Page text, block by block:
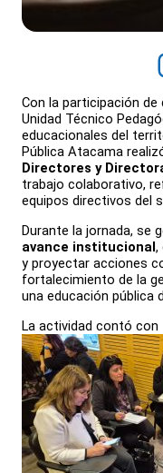
Con la participación
Unidad Técnico
educacionales del
Pública Atacama
Directores y
trabajo colaborativo,
equipos directivos del
Durante la jornada, se
avance institucional,
y proyectar acciones
fortalecimiento de la
una educación pública
La actividad contó con